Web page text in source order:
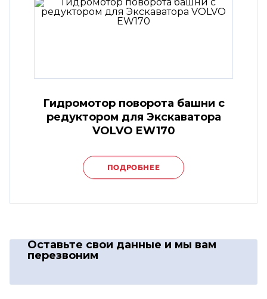
Гидромотор поворота башни с
редуктором для Экскаватора
VOLVO EW170
ПОДРОБНЕЕ
Оставьте свои данные и мы вам
перезвоним